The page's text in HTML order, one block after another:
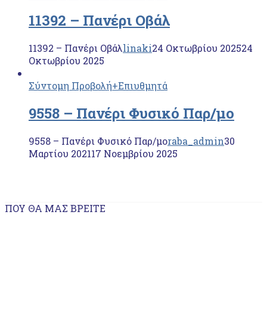
11392 – Πανέρι Οβάλ
11392 – Πανέρι Οβάλlinaki24 Οκτωβρίου 202524
Οκτωβρίου 2025
Σύντομη Προβολή+Επιυθμητά
9558 – Πανέρι Φυσικό Παρ/μο
9558 – Πανέρι Φυσικό Παρ/μοraba_admin30
Μαρτίου 202117 Νοεμβρίου 2025
ΠΟΥ ΘΑ ΜΑΣ ΒΡΕΊΤΕ